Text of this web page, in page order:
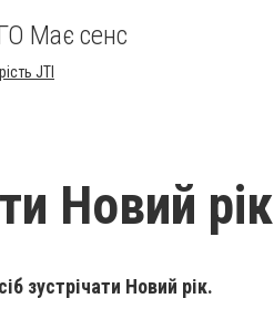
Має сенс
JTI
Новий рік
зустрічати Новий рік.